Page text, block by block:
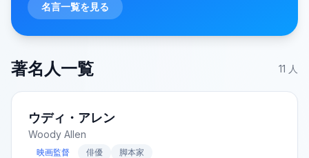
名言一覧を見る
著名人一覧 11 人
ウディ・アレン
Woody Allen
映画監督 俳優 脚本家